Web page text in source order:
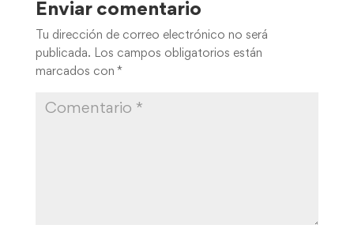
Enviar comentario
Tu dirección de correo electrónico no será
publicada.
Los campos obligatorios están
marcados con *